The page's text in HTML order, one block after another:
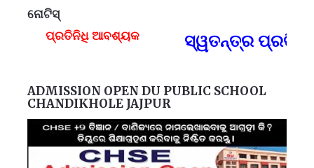
ନୋଟିସ୍
ପ୍ରତିନିଧି ଆବଶ୍ୟକ
ସ୍ୱତନ୍ତ୍ର ପ୍ରତିନିଧି
ADMISSION OPEN DU PUBLIC SCHOOL
CHANDIKHOLE JAJPUR